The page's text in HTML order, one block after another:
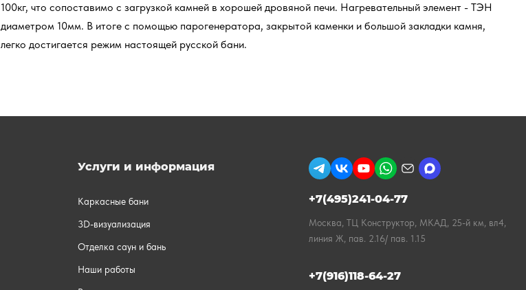
100кг, что сопоставимо с загрузкой камней в хорошей дровяной печи. Нагревательный элемент - ТЭН
диаметром 10мм. В итоге с помощью парогенератора, закрытой каменки и большой закладки камня,
легко достигается режим настоящей русской бани.
Услуги и информация
Каркасные бани
3D-визуализация
Отделка саун и бань
Наши работы
+7(495)241-04-77
Москва, ТЦ Конструктор, МКАД, 25-й км, вл4,
линия Ж, пав. 2.16/ пав. 1.15
+7(916)118-64-27